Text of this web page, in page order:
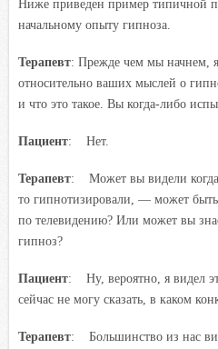
Ниже приведен пример типичной
начальному опыту гипноза.
Терапевт: Прежде чем мы начнем, я
относительно ваших мыслей о
и что это такое. Вы когда-либо
Пациент: Нет.
Терапевт: Может вы видели
то гипнотизировали, — может быть
по телевидению? Или может вы
гипноз?
Пациент: Ну, вероятно, я видел
сейчас не могу сказать, в каком
Терапевт: Большинство из нас